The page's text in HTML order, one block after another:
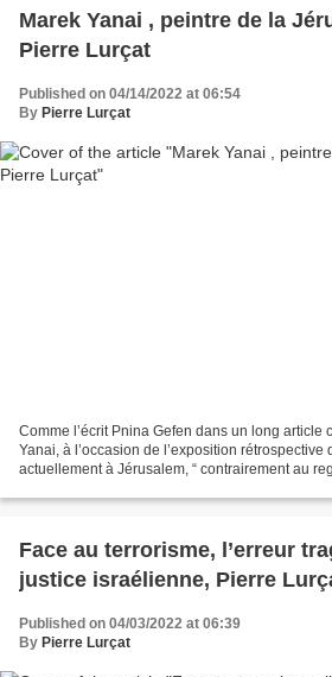
Marek Yanai , peintre de la
Pierre Lurçat
Published on 04/14/2022 at 06:54
By Pierre Lurçat
Comme l’écrit Pnina Gefen dans un long article
Yanai, à l’occasion de l’exposition
actuellement à Jérusalem, “ contrairement au
Face au terrorisme, l’erreur
justice israélienne, Pierre
Published on 04/03/2022 at 06:39
By Pierre Lurçat